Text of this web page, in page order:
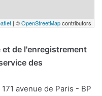
| ©OpenStreetMapcontributors
de l'enregistrement
des
avenue de Paris - BP